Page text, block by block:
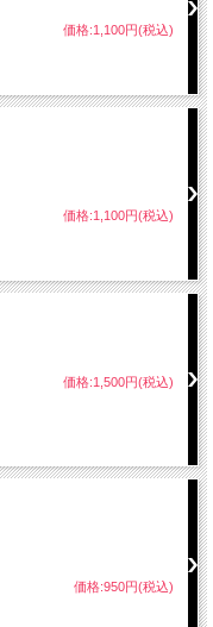
価格:1,100円(税込)
価格:1,100円(税込)
価格:1,500円(税込)
価格:950円(税込)